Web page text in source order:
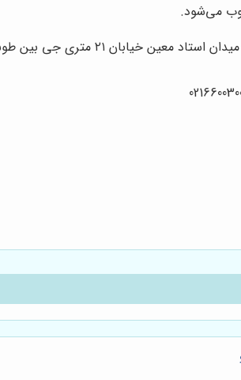
می‌شود.
طوس و دامپزشکی پلاک 154 - 156 - 158